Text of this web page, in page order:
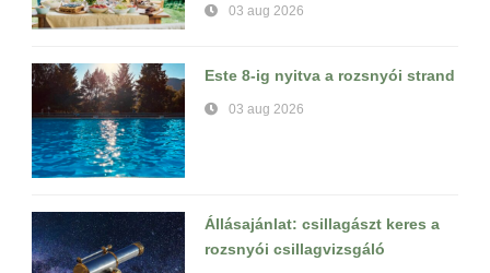
03 aug 2026
Este 8-ig nyitva a rozsnyói strand
03 aug 2026
Állásajánlat: csillagászt keres a
rozsnyói csillagvizsgáló